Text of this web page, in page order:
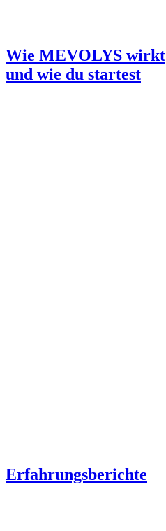
Wie MEVOLYS wirkt
und wie du startest
Erfahrungsberichte